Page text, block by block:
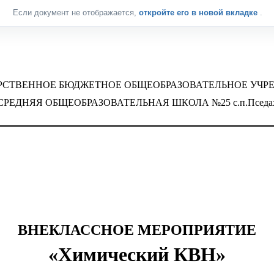
Если документ не отображается, откройте его в новой вкладке
БЮДЖЕТНОЕ ОБЩЕОБРАЗОВАТЕЛЬНОЕ
ОБЩЕОБРАЗОВАТЕЛЬНАЯ ШКОЛА №25
ВНЕКЛАССНОЕ МЕРОПРИЯТИЕ
«Химический КВН»